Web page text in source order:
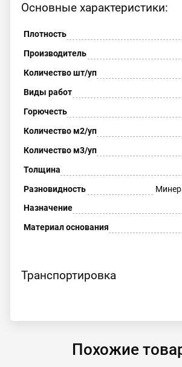
Основные характеристики:
Плотность
Производитель
Количество шт/уп
Виды работ
Горючесть
Количество м2/уп
Количество м3/уп
Толщина
Разновидность
Назначение
Материал основания
Транспортировка
Похожие